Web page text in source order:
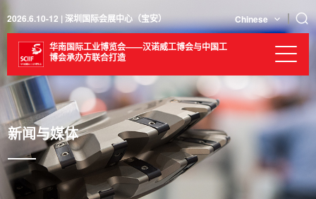
2026.6.10-12 | 深圳国际会展中心（宝安） Chinese
华南国际工业博览会——汉诺威工博会与中国工
博会承办方联合打造
新闻与媒体